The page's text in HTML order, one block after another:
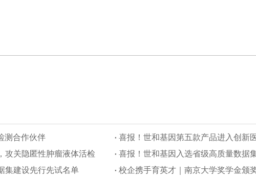
测合作伙伴
喜报！世和基因第五款产品进入创新
攻关隐匿性肿瘤液体活检
喜报！世和基因入选省级高质量数据
集建设先行先试名单
校企携手育英才｜南京大学奖学金颁